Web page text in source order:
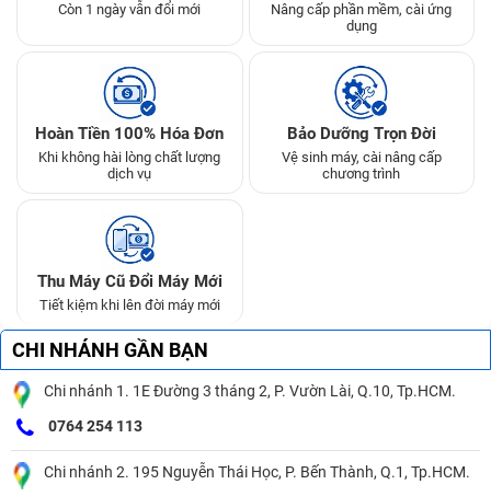
Còn 1 ngày vẫn đổi mới
Nâng cấp phần mềm, cài ứng
dụng
Hoàn Tiền 100% Hóa Đơn
Khi không hài lòng chất lượng
dịch vụ
Bảo Dưỡng Trọn Đời
Vệ sinh máy, cài nâng cấp
chương trình
Thu Máy Cũ Đổi Máy Mới
Tiết kiệm khi lên đời máy mới
CHI NHÁNH GẦN BẠN
Chi nhánh 1. 1E Đường 3 tháng 2, P. Vườn Lài, Q.10, Tp.HCM.
0764 254 113
Chi nhánh 2. 195 Nguyễn Thái Học, P. Bến Thành, Q.1, Tp.HCM.